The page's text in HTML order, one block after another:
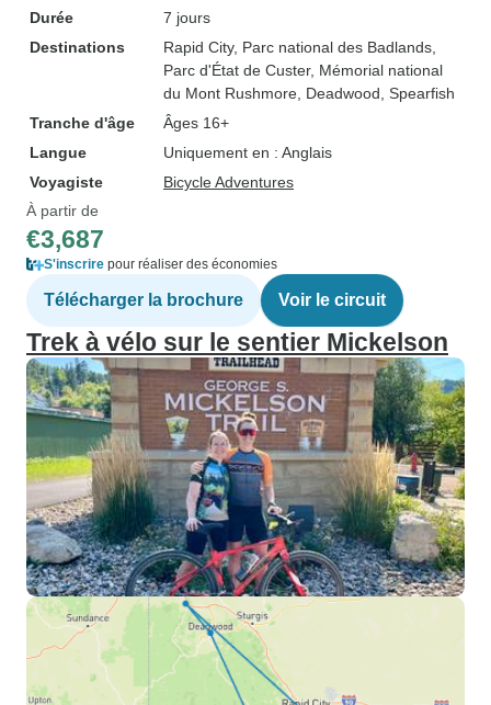
Durée
7 jours
Destinations
Rapid City, Parc national des Badlands
Parc d'État de Custer, Mémorial national
du Mont Rushmore , Deadwood , Spearfish
Tranche d'âge
Âges 16+
Langue
Uniquement en : Anglais
Voyagiste
Bicycle Adventures
À partir de
€3,687
S'inscrire pour réaliser des économies
Télécharger la brochure Voir le circuit
Trek à vélo sur le sentier Mickelson